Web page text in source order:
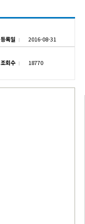
등록일 2016-08-31
조회수 18770